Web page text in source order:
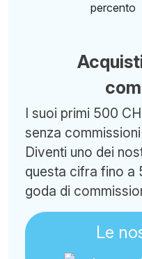
I suoi primi 500
senza
Diventi uno dei
questa cifra fino a
goda di
Le